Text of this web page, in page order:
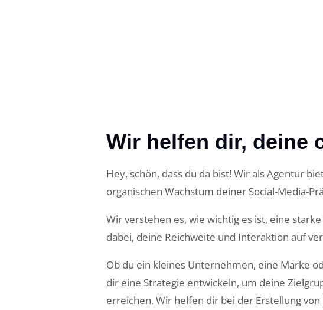
Wir helfen dir, deine
Hey, schön, dass du da bist! Wir als Agentur
organischen Wachstum deiner Social-Media-
Wir verstehen es, wie wichtig es ist, eine
dabei, deine Reichweite und Interaktion auf
Ob du ein kleines Unternehmen, eine Marke
dir eine Strategie entwickeln, um deine
erreichen. Wir helfen dir bei der Erstellung